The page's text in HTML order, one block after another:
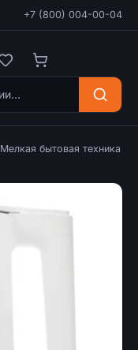
+7 (800) 004-00-04
Мелкая бытовая техника